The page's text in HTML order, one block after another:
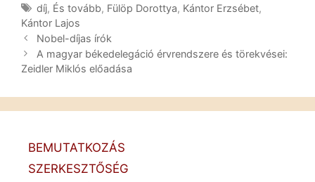
Címkék
díj, És tovább, Fülöp Dorottya, Kántor Erzsébet,
Kántor Lajos
Post
navigation
Nobel-díjas írók
A magyar békedelegáció érvrendszere és törekvései:
Zeidler Miklós előadása
BEMUTATKOZÁS
SZERKESZTŐSÉG